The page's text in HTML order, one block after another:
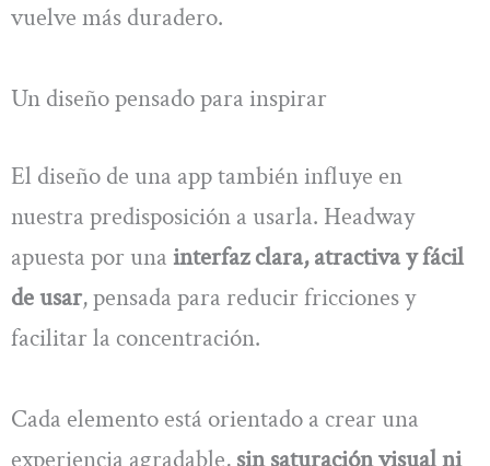
vuelve más duradero.
Un diseño pensado para inspirar
El diseño de una app también influye en
nuestra predisposición a usarla. Headway
apuesta por una interfaz clara, atractiva y fácil
de usar, pensada para reducir fricciones y
facilitar la concentración.
Cada elemento está orientado a crear una
experiencia agradable, sin saturación visual ni